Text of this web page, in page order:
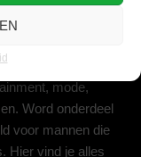
in een
mode,
Word onderdeel
voor mannen die
Hier vind je alles